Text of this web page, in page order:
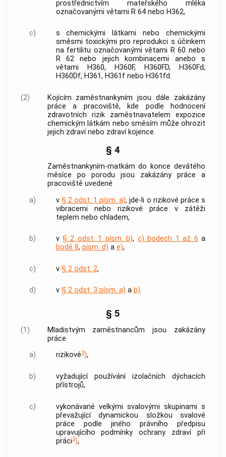
prostřednictvím mateřského mléka
označovanými větami R 64 nebo H362,
c)
s chemickými látkami nebo chemickými
směsmi toxickými pro reprodukci s účinkem
na fertilitu označovanými větami R 60 nebo
R 62 nebo jejich kombinacemi anebo s
větami H360, H360F, H360FD, H360Fd,
H360Df, H361, H361f nebo H361fd.
(2)
Kojícím zaměstnankyním jsou dále zakázány
práce a pracoviště, kde podle hodnocení
zdravotních rizik zaměstnavatelem expozice
chemickým látkám nebo směsím může ohrozit
jejich zdraví nebo zdraví kojence.
§ 4
Zaměstnankyním-matkám do konce devátého
měsíce po porodu jsou zakázány práce a
pracoviště uvedené
a)
v § 2 odst. 1 písm. a), jde-li o rizikové práce s
vibracemi nebo rizikové práce v zátěži
teplem nebo chladem,
b) v § 2 odst. 1 písm. b), c) bodech 1 až 6 a
bodě 8, písm. d) a e),
c) v § 2 odst. 2,
d) v § 2 odst. 3 písm. a) a b).
§ 5
(1) Mladistvým zaměstnancům jsou zakázány
práce
a)
rizikové3),
b)
vyžadující používání izolačních dýchacích
přístrojů,
c)
vykonávané velkými svalovými skupinami s
převažující dynamickou složkou svalové
práce podle jiného právního předpisu
upravujícího podmínky ochrany zdraví při
práci5),